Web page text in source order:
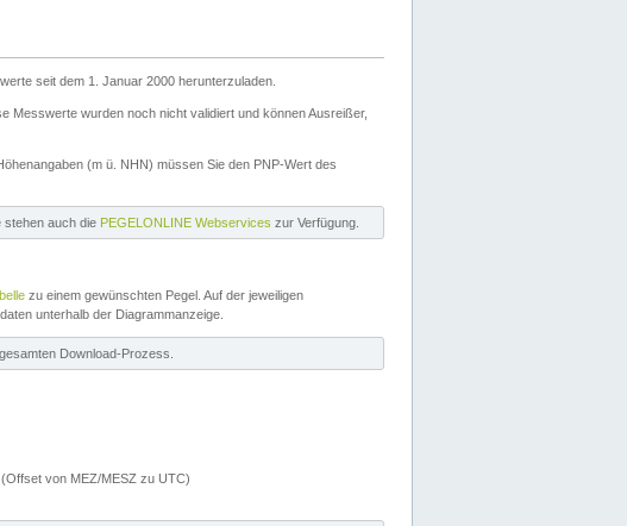
seit dem 1. Januar 2000 herunterzuladen.
Messwerte wurden noch nicht validiert und können Ausreißer,
(m ü. NHN) müssen Sie den PNP-Wert des
stehen auch die PEGELONLINE Webservices zur Verfügung.
zu einem gewünschten Pegel. Auf der jeweiligen
unterhalb der Diagrammanzeige.
Download-Prozess.
von MEZ/MESZ zu UTC)